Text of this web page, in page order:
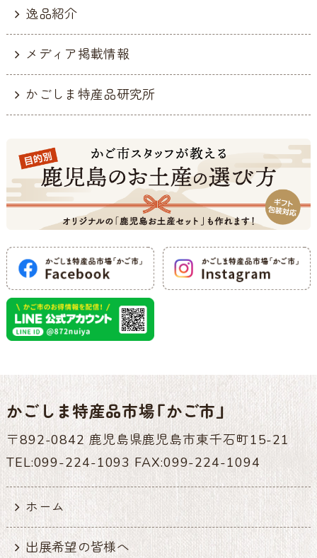
逸品紹介
メディア掲載情報
かごしま特産品研究所
かごしま特産品市場「かご市」
〒892-0842 鹿児島県鹿児島市東千石町15-21
TEL:099-224-1093 FAX:099-224-1094
ホーム
出展希望の皆様へ